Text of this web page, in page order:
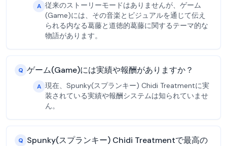
A 従来のストーリーモードはありませんが、ゲーム
(Game)には、その音楽とビジュアルを通じて伝え
られる内なる葛藤と道徳的葛藤に関するテーマ的な
物語があります。
Q ゲーム(Game)には実績や報酬がありますか？
A 現在、Spunky(スプランキー) Chidi Treatmentに実
装されている実績や報酬システムは知られていませ
ん。
Q Spunky(スプランキー) Chidi Treatmentで最高の